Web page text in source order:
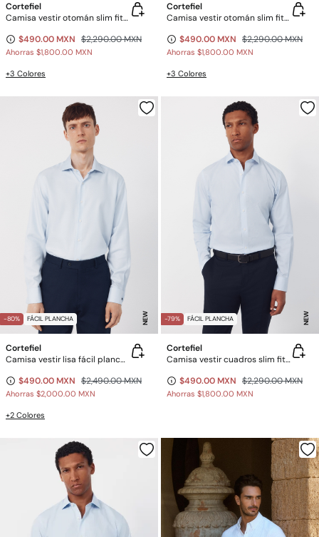
Cortefiel
Camisa vestir otomán slim fit fácil plancha
$490.00 MXN $2,290.00 MXN
Ahorras $1,800.00 MXN
+3 Colores
Cortefiel
Camisa vestir otomán slim fit fácil plancha
$490.00 MXN $2,290.00 MXN
Ahorras $1,800.00 MXN
+3 Colores
-80% FÁCIL PLANCHA NEW
Cortefiel
Camisa vestir lisa fácil plancha
$490.00 MXN $2,490.00 MXN
Ahorras $2,000.00 MXN
+2 Colores
-79% FÁCIL PLANCHA NEW
Cortefiel
Camisa vestir cuadros slim fit fácil plancha
$490.00 MXN $2,290.00 MXN
Ahorras $1,800.00 MXN